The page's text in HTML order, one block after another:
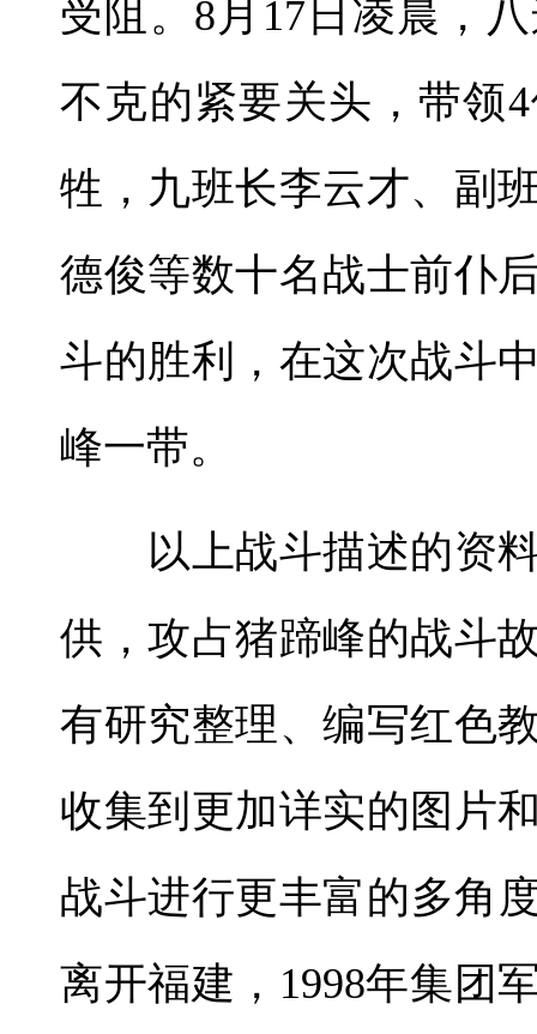
受阻。8月17日凌晨，
不克的紧要关头，带领
牲，九班长李云才、副
德俊等数十名战士前仆
斗的胜利，在这次战斗
峰一带。
以上战斗描述的资料
供，攻占猪蹄峰的战斗
有研究整理、编写红色
收集到更加详实的图片
战斗进行更丰富的多角
离开福建，1998年集团